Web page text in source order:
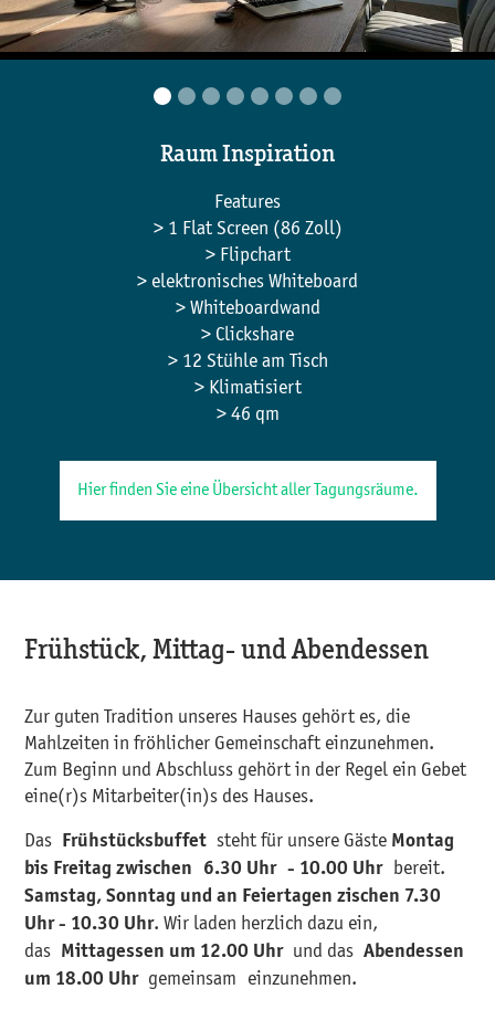
Raum Inspiration
Features
> 1 Flat Screen (86 Zoll)
> Flipchart
> elektronisches Whiteboard
> Whiteboardwand
> Clickshare
> 12 Stühle am Tisch
> Klimatisiert
> 46 qm
Hier finden Sie eine Übersicht aller Tagungsräume.
Frühstück, Mittag- und Abendessen
Zur guten Tradition unseres Hauses gehört es, die
Mahlzeiten in fröhlicher Gemeinschaft einzunehmen.
Zum Beginn und Abschluss gehört in der Regel ein Gebet
eine(r)s Mitarbeiter(in)s des Hauses.
Das Frühstücksbuffet steht für unsere Gäste Montag
bis Freitag zwischen 6.30 Uhr - 10.00 Uhr bereit.
Samstag, Sonntag und an Feiertagen zischen 7.30
Uhr - 10.30 Uhr. Wir laden herzlich dazu ein,
das Mittagessen um 12.00 Uhrund das Abendessen
um 18.00 Uhrgemeinsam einzunehmen.